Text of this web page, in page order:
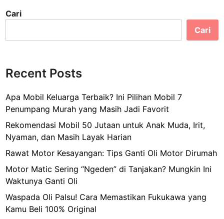
Cari
Cari
Recent Posts
Apa Mobil Keluarga Terbaik? Ini Pilihan Mobil 7
Penumpang Murah yang Masih Jadi Favorit
Rekomendasi Mobil 50 Jutaan untuk Anak Muda, Irit,
Nyaman, dan Masih Layak Harian
Rawat Motor Kesayangan: Tips Ganti Oli Motor Dirumah
Motor Matic Sering “Ngeden” di Tanjakan? Mungkin Ini
Waktunya Ganti Oli
Waspada Oli Palsu! Cara Memastikan Fukukawa yang
Kamu Beli 100% Original